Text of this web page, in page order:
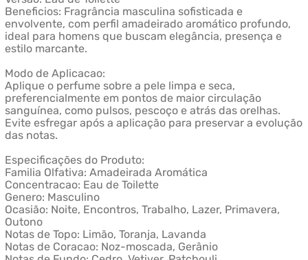
Beneficios: Fragrância masculina sofisticada e
envolvente, com perfil amadeirado aromático profundo,
ideal para homens que buscam elegância, presença e
estilo marcante.
Modo de Aplicacao:
Aplique o perfume sobre a pele limpa e seca,
preferencialmente em pontos de maior circulação
sanguínea, como pulsos, pescoço e atrás das orelhas.
Evite esfregar após a aplicação para preservar a evolução
das notas.
Especificações do Produto:
Familia Olfativa: Amadeirada Aromática
Concentracao: Eau de Toilette
Genero: Masculino
Ocasião: Noite, Encontros, Trabalho, Lazer, Primavera,
Outono
Notas de Topo: Limão, Toranja, Lavanda
Notas de Coracao: Noz-moscada, Gerânio